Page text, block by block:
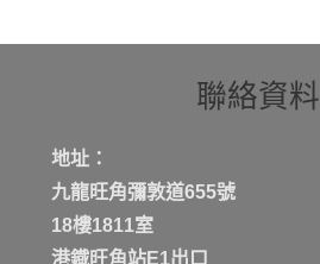
聯絡資料
地址：
九龍旺角彌敦道655號
18樓1811室
港鐡旺角站E1出口